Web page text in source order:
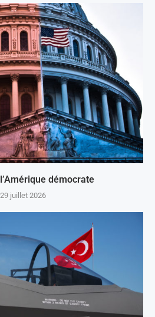
démocrate
29 juillet 2026